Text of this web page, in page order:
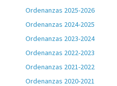
Ordenanzas 2025-2026
Ordenanzas 2024-2025
Ordenanzas 2023-2024
Ordenanzas 2022-2023
Ordenanzas 2021-2022
Ordenanzas 2020-2021